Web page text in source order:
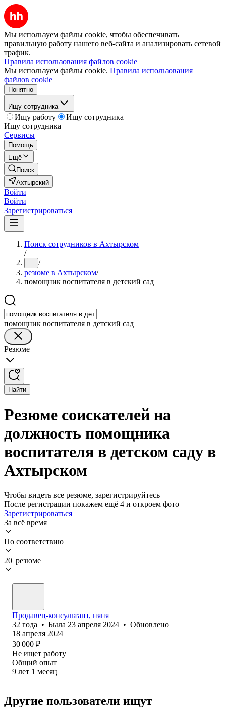
Мы используем файлы cookie, чтобы обеспечивать
правильную работу нашего веб-сайта и анализировать сетевой
трафик.
Правила использования файлов cookie
Мы используем файлы cookie. Правила использования
файлов cookie
Понятно
Ищу сотрудника
Ищу работу
Ищу сотрудника
Ищу сотрудника
Сервисы
Помощь
Ещё
Поиск
Ахтырский
Войти
Войти
Зарегистрироваться
Поиск сотрудников в Ахтырском
/
... /
резюме в Ахтырском/
помощник воспитателя в детский сад
помощник воспитателя в детский сад
Резюме
Найти
Резюме соискателей на
должность помощника
воспитателя в детском саду в
Ахтырском
Чтобы видеть все резюме, зарегистрируйтесь
После регистрации покажем ещё 4 и откроем фото
Зарегистрироваться
За всё время
По соответствию
20 резюме
Продавец-консультант, няня
32 года • Была 23 апреля 2024 • Обновлено
18 апреля 2024
30 000 ₽
Не ищет работу
Общий опыт
9 лет 1 месяц
Другие пользователи ищут